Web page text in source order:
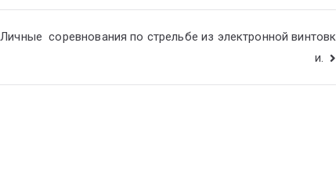
Личные соревнования по стрельбе из электронной винтовк
и.